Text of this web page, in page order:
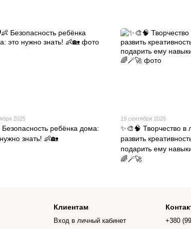
2025
ребёнка дома:
знать! 👶🏡
19 сентября 2025
✨🎨🧠 Творчество в
развить
подарить ему
🌈🪄🚀
Клиентам
Вход в личный кабинет +380